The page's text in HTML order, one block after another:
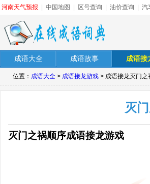
河南天气预报 中国地图 区号查询 油价查询 汽
成语大全 成语故事 成语接
位置： 成语大全 > 成语接龙游戏 > 成语接龙灭门之
灭
灭门之祸顺序成语接龙游戏